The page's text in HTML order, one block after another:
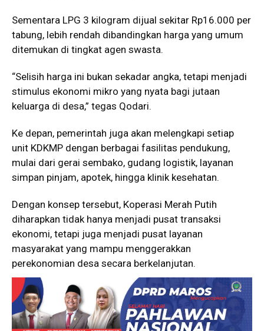
Sementara LPG 3 kilogram dijual sekitar Rp16.000 per
tabung, lebih rendah dibandingkan harga yang umum
ditemukan di tingkat agen swasta.
“Selisih harga ini bukan sekadar angka, tetapi menjadi
stimulus ekonomi mikro yang nyata bagi jutaan
keluarga di desa,” tegas Qodari.
Ke depan, pemerintah juga akan melengkapi setiap
unit KDKMP dengan berbagai fasilitas pendukung,
mulai dari gerai sembako, gudang logistik, layanan
simpan pinjam, apotek, hingga klinik kesehatan.
Dengan konsep tersebut, Koperasi Merah Putih
diharapkan tidak hanya menjadi pusat transaksi
ekonomi, tetapi juga menjadi pusat layanan
masyarakat yang mampu menggerakkan
perekonomian desa secara berkelanjutan.